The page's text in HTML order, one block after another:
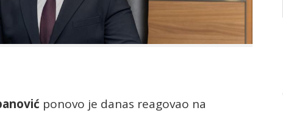
ponovo je danas reagovao na